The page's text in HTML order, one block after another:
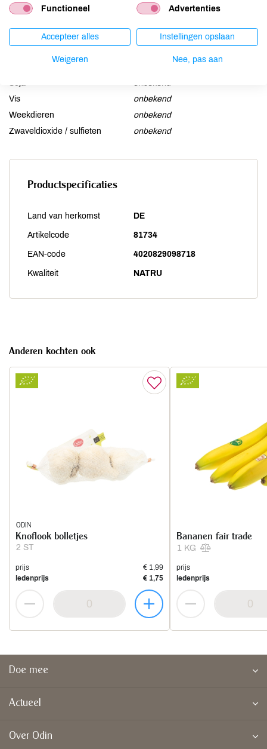
Mosterd
onbekend
Schaaldieren
onbekend
Soja
onbekend
Vis
onbekend
Weekdieren
onbekend
Zwaveldioxide / sulfieten
onbekend
Productspecificaties
Land van herkomst DE
Artikelcode 81734
EAN-code 4020829098718
Kwaliteit NATRU
Anderen kochten ook
ODIN
2 ST
Knoflook bolletjes
prijs
€ 1,99
ledenprijs
€ 1,75
1 KG
Bananen fair trade
prijs
ledenprijs
Doe mee
Actueel
Over Odin
Functioneel Advertenties
Accepteer alles Instellingen opslaan
Weigeren Nee, pas aan